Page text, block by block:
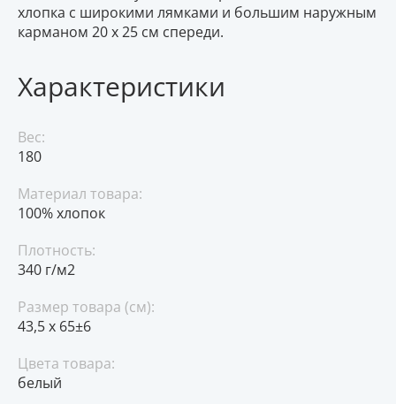
хлопка с широкими лямками и большим наружным
карманом 20 x 25 см спереди.
Характеристики
Вес:
180
Материал товара:
100% хлопок
Плотность:
340 г/м2
Размер товара (см):
43,5 х 65±6
Цвета товара:
белый